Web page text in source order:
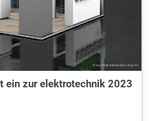
ein zur elektrotechnik 2023